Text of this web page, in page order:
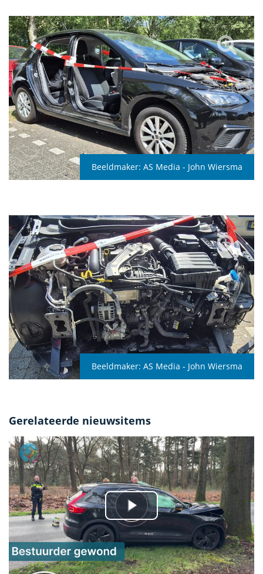
Beeldmaker: AS Media - John Wiersma
Beeldmaker: AS Media - John Wiersma
Gerelateerde nieuwsitems